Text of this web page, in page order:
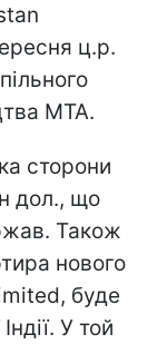
ц.р.
МТА.
сторони
дол., що
Також
нового
буде
У той